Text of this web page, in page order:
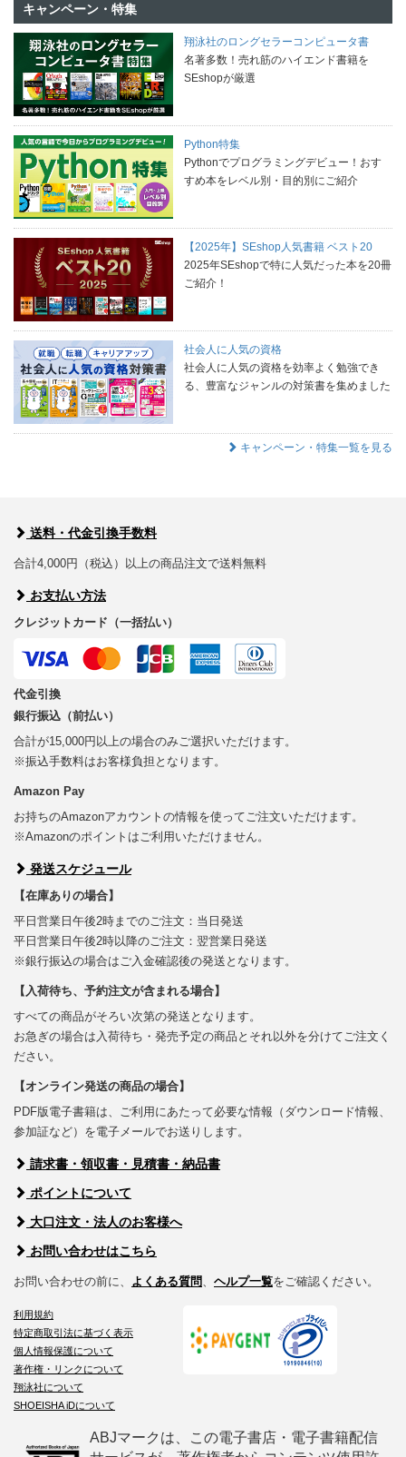
キャンペーン・特集
翔泳社のロングセラーコンピュータ書
名著多数！売れ筋のハイエンド書籍を
SEshopが厳選
Python特集
Pythonでプログラミングデビュー！おす
すめ本をレベル別・目的別にご紹介
【2025年】SEshop人気書籍 ベスト20
2025年SEshopで特に人気だった本を20冊
ご紹介！
社会人に人気の資格
社会人に人気の資格を効率よく勉強でき
る、豊富なジャンルの対策書を集めました
キャンペーン・特集一覧を見る
送料・代金引換手数料
合計4,000円（税込）以上の商品注文で送料無料
お支払い方法
クレジットカード（一括払い）
代金引換
銀行振込（前払い）
合計が15,000円以上の場合のみご選択いただけます。
※振込手数料はお客様負担となります。
Amazon Pay
お持ちのAmazonアカウントの情報を使ってご注文いただけます。
※Amazonのポイントはご利用いただけません。
発送スケジュール
【在庫ありの場合】
平日営業日午後2時までのご注文：当日発送
平日営業日午後2時以降のご注文：翌営業日発送
※銀行振込の場合はご入金確認後の発送となります。
【入荷待ち、予約注文が含まれる場合】
すべての商品がそろい次第の発送となります。
お急ぎの場合は入荷待ち・発売予定の商品とそれ以外を分けてご注文く
ださい。
【オンライン発送の商品の場合】
PDF版電子書籍は、ご利用にあたって必要な情報（ダウンロード情報、
参加証など）を電子メールでお送りします。
請求書・領収書・見積書・納品書
ポイントについて
大口注文・法人のお客様へ
お問い合わせはこちら
お問い合わせの前に、 よくある質問、 ヘルプ一覧をご確認ください。
利用規約
特定商取引法に基づく表示
個人情報保護について
著作権・リンクについて
翔泳社について
SHOEISHA iDについて
ABJマークは、この電子書店・電子書籍配信